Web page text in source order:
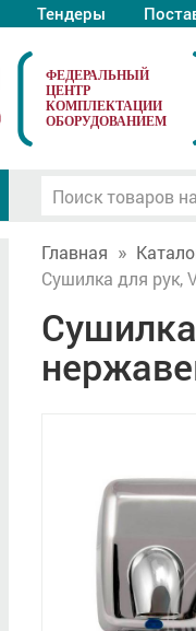
Тендеры
ФЕДЕРАЛЬНЫЙ
ЦЕНТР
КОМПЛЕКТАЦИИ
ОБОРУДОВАНИЕМ
Главная
Сушилка для рук,